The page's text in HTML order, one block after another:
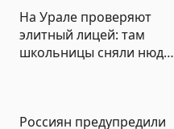
На Урале проверяют
элитный лицей: там
школьницы сняли нюдс-
Россиян предупредили